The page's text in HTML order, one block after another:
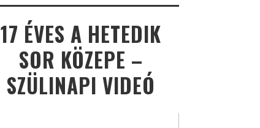
17 ÉVES A HETEDIK
SOR KÖZEPE –
SZÜLINAPI VIDEÓ